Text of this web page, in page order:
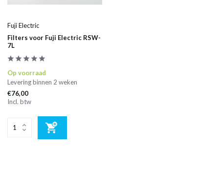
Fuji Electric
Filters voor Fuji Electric RSW-
7L
Op voorraad
Levering binnen 2 weken
€76,00
Incl. btw